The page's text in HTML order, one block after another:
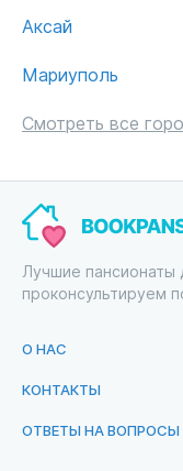
Аксай
Мариуполь
Смотреть все
Лучшие
проконсультируем
О НАС
КОНТАКТЫ
ОТВЕТЫ НА ВОПРОСЫ